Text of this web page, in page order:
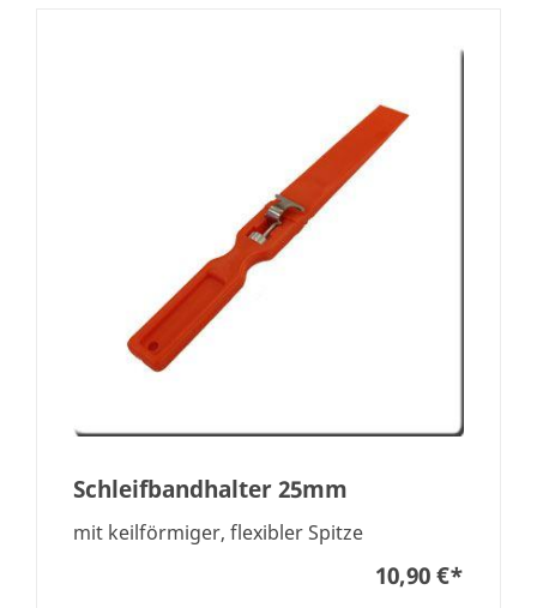
Schleifbandhalter 25mm
mit keilförmiger, flexibler Spitze
10,90 €*